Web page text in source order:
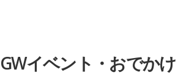
GWイベント・おでか